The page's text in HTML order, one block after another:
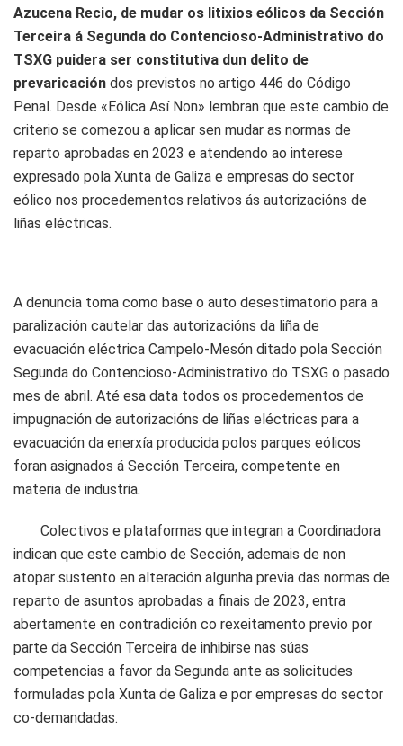
Azucena Recio, de mudar os litixios eólicos da Sección
Terceira á Segunda do Contencioso-Administrativo do
TSXG puidera ser constitutiva dun delito de
prevaricación dos previstos no artigo 446 do Código
Penal. Desde «Eólica Así Non» lembran que este cambio de
criterio se comezou a aplicar sen mudar as normas de
reparto aprobadas en 2023 e atendendo ao interese
expresado pola Xunta de Galiza e empresas do sector
eólico nos procedementos relativos ás autorizacións de
liñas eléctricas.
A denuncia toma como base o auto desestimatorio para a
paralización cautelar das autorizacións da liña de
evacuación eléctrica Campelo-Mesón ditado pola Sección
Segunda do Contencioso-Administrativo do TSXG o pasado
mes de abril. Até esa data todos os procedementos de
impugnación de autorizacións de liñas eléctricas para a
evacuación da enerxía producida polos parques eólicos
foran asignados á Sección Terceira, competente en
materia de industria.
Colectivos e plataformas que integran a Coordinadora
indican que este cambio de Sección, ademais de non
atopar sustento en alteración algunha previa das normas de
reparto de asuntos aprobadas a finais de 2023, entra
abertamente en contradición co rexeitamento previo por
parte da Sección Terceira de inhibirse nas súas
competencias a favor da Segunda ante as solicitudes
formuladas pola Xunta de Galiza e por empresas do sector
co-demandadas.